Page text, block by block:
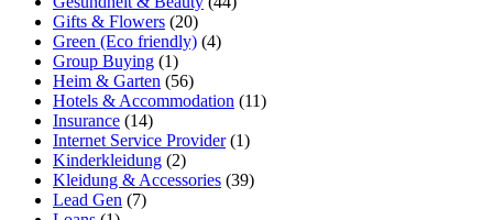
Gifts & Flowers (20)
Green (Eco friendly) (4)
Group Buying (1)
Heim & Garten (56)
Hotels & Accommodation (11)
Insurance (14)
Internet Service Provider(1)
Kinderkleidung (2)
Kleidung & Accessories (39)
Lead Gen (7)